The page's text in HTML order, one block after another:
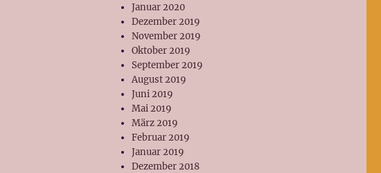
Januar 2020
Dezember 2019
November 2019
Oktober 2019
September 2019
August 2019
Juni 2019
Mai 2019
März 2019
Februar 2019
Januar 2019
Dezember 2018